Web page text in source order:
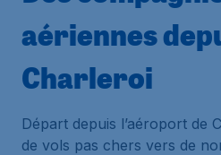
aériennes
Charleroi
Départ depuis l’aéroport de
de vols pas chers vers de